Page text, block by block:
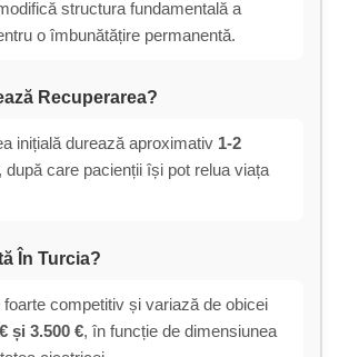
structura fundamentală a
o îmbunătățire permanentă.
Recuperarea?
inițială durează aproximativ 1-2
, după care pacienții își pot relua viața
În Turcia?
competitiv și variază de obicei
și 3.500 €, în funcție de dimensiunea